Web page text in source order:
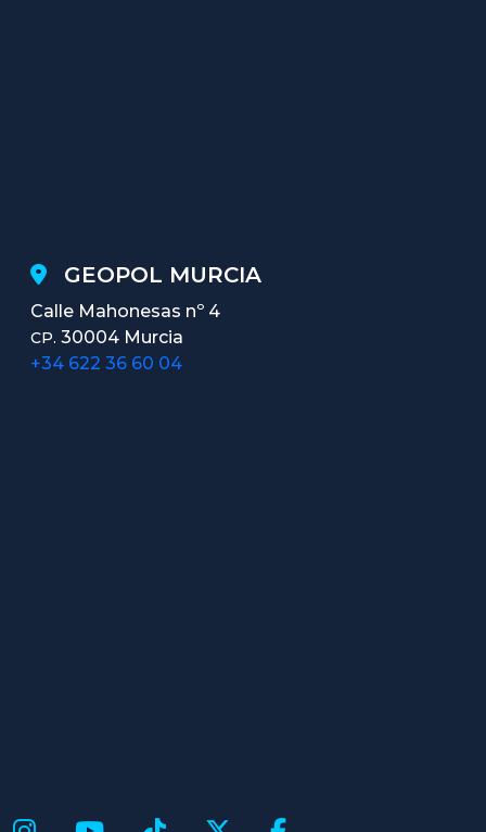
GEOPOL MURCIA
Calle Mahonesas nº 4
CP. 30004 Murcia
+34 622 36 60 04